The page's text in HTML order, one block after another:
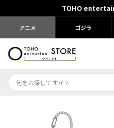
TOHO
アニメ ゴジラ
Dr.STONE STONE FES.2026